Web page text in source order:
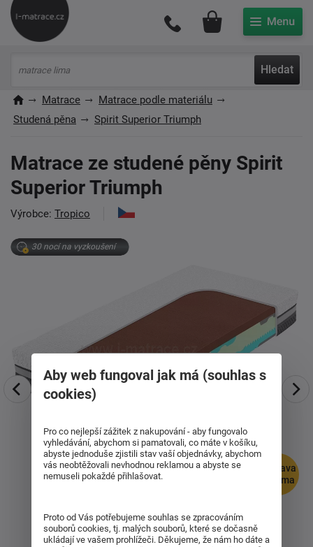
Hledat
Můj účet
Matrace
Matrace podle materiálu
Studená pěna
Spirit Superior Triumph
Matrace ze studené pěny Spirit
Superior Triumph
Výrobce: Tropico
30 nocí na vyzkoušení
doprava
zdarma
Aby web fungoval jak má (souhlas s
cookies)
Pro co nejlepší zážitek z nakupování - aby fungovalo
vyhledávání, abychom si pamatovali, co máte v košíku,
abyste jednoduše zjistili stav vaší objednávky, abychom
vás neobtěžovali nevhodnou reklamou a abyste se
nemuseli pokaždé přihlašovat.
Proto od Vás potřebujeme souhlas se zpracováním
souborů cookies, tj. malých souborů, které se dočasně
ukládají ve vašem prohlížeči. Děkujeme, že nám ho dáte a